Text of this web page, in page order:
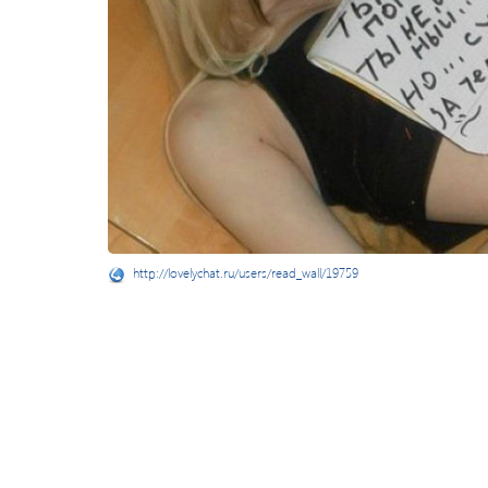
http://lovelychat.ru/users/read_wall/19759